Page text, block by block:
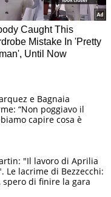
e Bagnaia
“Non poggiavo il
capire cosa è
"Il lavoro di Aprilia
Le lacrime di Bezzecchi:
spero di finire la gara